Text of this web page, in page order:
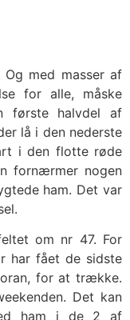
med masser af
for alle, måske
første halvdel af
lå i den nederste
i den flotte røde
fornærmer nogen
ham. Det var
om nr 47. For
har fået de sidste
for at trække.
Det kan
ham i de 2 af